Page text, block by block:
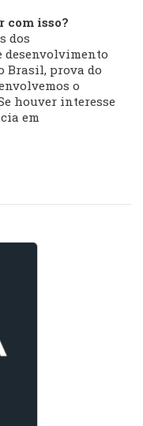
com isso?
dos
desenvolvimento
Brasil, prova do
o
houver interesse
em